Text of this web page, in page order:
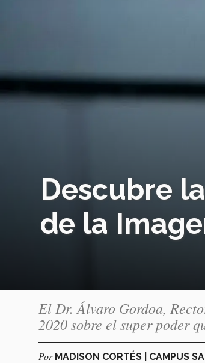
Descubre
de la
El Dr. Álvaro Gordoa,
2020 sobre el super poder
Por MADISON CORTÉS | CAMPUS